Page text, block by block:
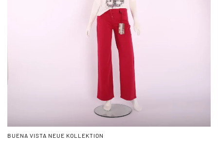
BUENA VISTA NEUE KOLLEKTION